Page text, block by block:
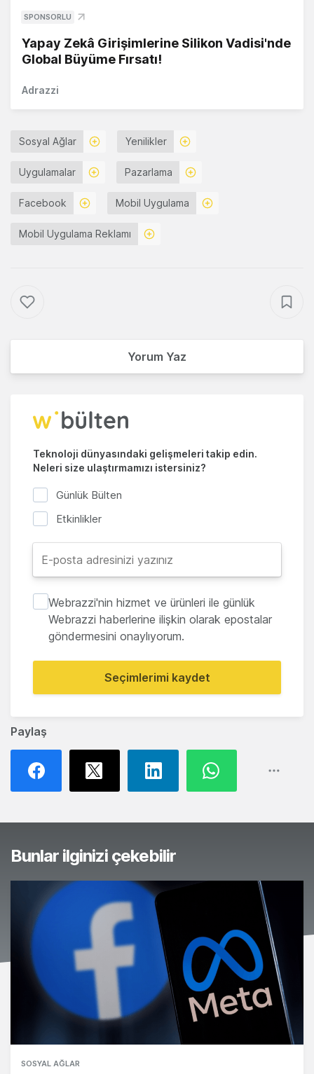
Paylaş
SPONSORLU
Yapay Zekâ Girişimlerine Silikon Vadisi'nde
Global Büyüme Fırsatı!
Adrazzi
Sosyal Ağlar Yenilikler
Uygulamalar Pazarlama
Facebook Mobil Uygulama
Mobil Uygulama Reklamı
Yorum Yaz
Teknoloji dünyasındaki gelişmeleri takip edin.
Neleri size ulaştırmamızı istersiniz?
Günlük Bülten
Etkinlikler
Webrazzi'nin hizmet ve ürünleri ile günlük
Webrazzi haberlerine ilişkin olarak epostalar
göndermesini onaylıyorum.
Seçimlerimi kaydet
Bunlar ilginizi çekebilir
SOSYAL AĞLAR